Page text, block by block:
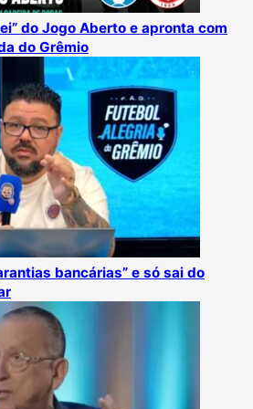
do Jogo Aberto e apronta com
do Grêmio
bancárias” e só sai do